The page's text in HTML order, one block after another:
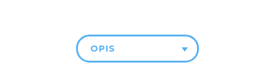
OPIS